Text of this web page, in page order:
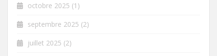
octobre 2025 (1)
septembre 2025 (2)
juillet 2025 (2)